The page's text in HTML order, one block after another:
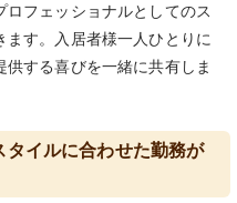
フェッショナルとしてのス
す。入居者様一人ひとりに
する喜びを一緒に共有しま
イルに合わせた勤務が